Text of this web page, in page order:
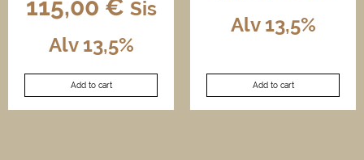
115,00 € Sis
Alv 13,5%
Add to cart
Alv 13,5%
Add to cart